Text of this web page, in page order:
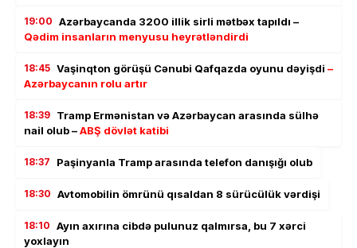
19:00 Azərbaycanda 3200 illik sirli mətbəx tapıldı –
Qədim insanların menyusu heyrətləndirdi
18:45 Vaşinqton görüşü Cənubi Qafqazda oyunu dəyişdi –
Azərbaycanın rolu artır
18:39 Tramp Ermənistan və Azərbaycan arasında sülhə
nail olub –ABŞ dövlət katibi
18:37 Paşinyanla Tramp arasında telefon danışığı olub
18:30 Avtomobilin ömrünü qısaldan 8 sürücülük vərdişi
18:10 Ayın axırına cibdə pulunuz qalmırsa, bu 7 xərci
yoxlayın